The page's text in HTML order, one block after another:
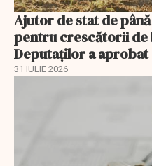
Ajutor de stat de
pentru crescătorii de
Deputaților a aprobat
31 IULIE 2026